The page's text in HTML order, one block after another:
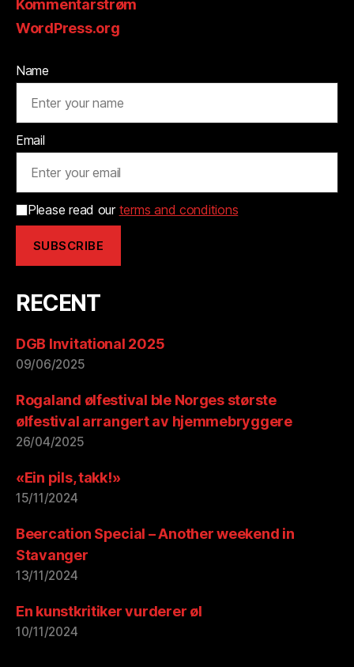
Kommentarstrøm
WordPress.org
Name
Email
Please read our terms and conditions
RECENT
DGB Invitational 2025
09/06/2025
Rogaland ølfestival ble Norges største
ølfestival arrangert av hjemmebryggere
26/04/2025
«Ein pils, takk!»
15/11/2024
Beercation Special – Another weekend in
Stavanger
13/11/2024
En kunstkritiker vurderer øl
10/11/2024